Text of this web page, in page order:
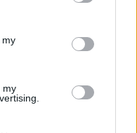
its third-party tags to
in below Google
my
my